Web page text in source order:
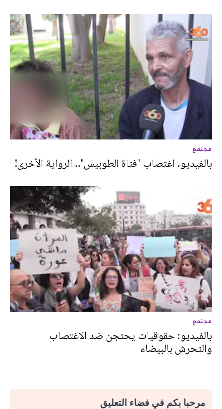
مجتمع
بالفيديو. اغتصاب "فتاة الطوبيس".. الرواية الأخرى!
مجتمع
بالفيديو: حقوقيات يحتجن ضد الاغتصاب
والتحرش بالبيضاء
مرحبا بكم في فضاء التعليق